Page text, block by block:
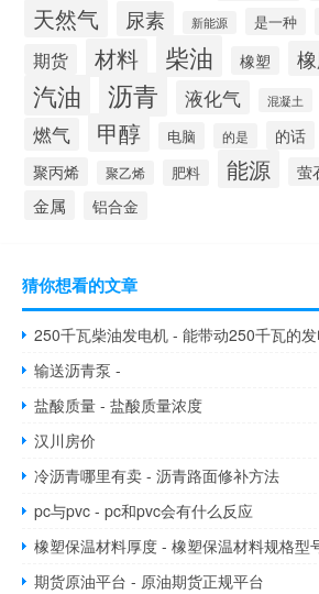
天然气 尿素 新能源 是一种
期货 材料 柴油 橡塑
汽油 沥青 液化气 混凝土
燃气 甲醇 电脑 的是 的话
聚丙烯 聚乙烯 肥料 能源 萤
金属 铝合金
猜你想看的文章
250千瓦柴油发电机 - 能带动250千瓦的
输送沥青泵 -
盐酸质量 - 盐酸质量浓度
汉川房价
冷沥青哪里有卖 - 沥青路面修补方法
pc与pvc - pc和pvc会有什么反应
橡塑保温材料厚度 - 橡塑保温材料规格型
期货原油平台 - 原油期货正规平台